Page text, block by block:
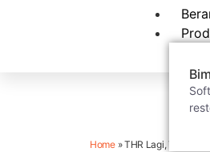
Home»THR Lagi, Tapi